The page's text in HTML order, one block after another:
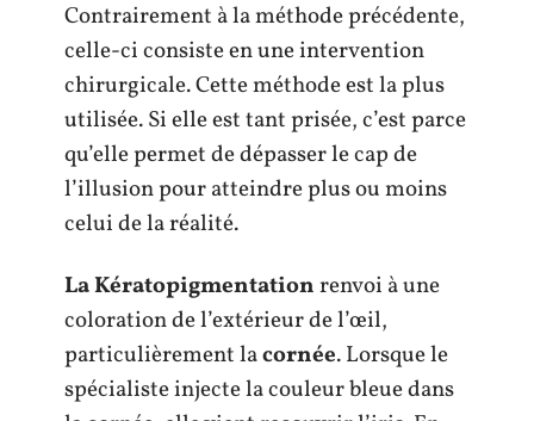
Contrairement à la méthode précédente,
celle-ci consiste en une intervention
chirurgicale. Cette méthode est la plus
utilisée. Si elle est tant prisée, c’est parce
qu’elle permet de dépasser le cap de
l’illusion pour atteindre plus ou moins
celui de la réalité.
LaKératopigmentationrenvoi à une
coloration de l’extérieur de l’œil,
particulièrement lacornée. Lorsque le
spécialiste injecte la couleur bleue dans